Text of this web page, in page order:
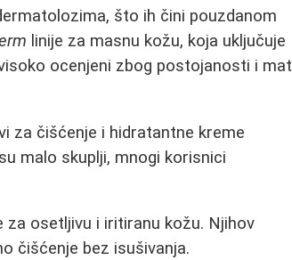
što ih čini pouzdanom
linije za masnu kožu, koja uključuje
ocenjeni zbog postojanosti i mat
za čišćenje i hidratantne kreme
malo skuplji, mnogi korisnici
za osetljivu i iritiranu kožu. Njihov
čišćenje bez isušivanja.